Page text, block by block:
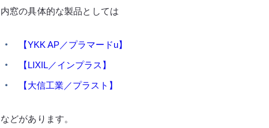
内窓の具体的な製品としては
【YKK AP／プラマードu】
【LIXIL／インプラス】
【大信工業／プラスト】
などがあります。